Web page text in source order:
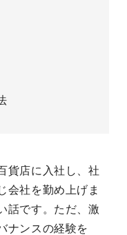
貨店に入社し、社
会社を勤め上げま
話です。ただ、激
ナンスの経験を